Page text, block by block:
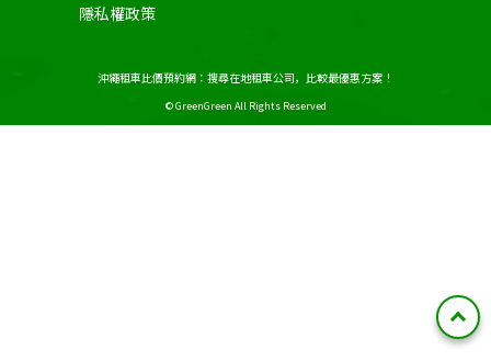
隱私權政策
沖繩租車比價預約網：搜尋在地租車公司，比較最優惠方案！
© GreenGreen All Rights Reserved